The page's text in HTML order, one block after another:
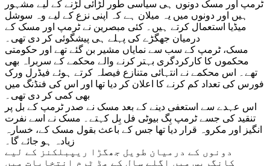
ٹرمپ اور مسک دونوں ہی سیاسی طور لڑائی لڑنے کے لیے مشہور
ہیں اور دونوں میں یہ میلان ہے کہ اپنی نزع کے لیے وہ سوشل
میڈیا استعمال کرتے ہیں۔ کئی مبصرین نے ٹرمپ اور مسک کے
درمیان جھگڑے کی پہلے ہی پیشگوئی کر دی تھی۔
مسک، ٹرمپ کے سب سے نمایاں مشیر بن گئے تھے اور حکومتی
محکموں کا کارکردگری بہتر کرنے والے محکمے کے سربراہ بھی
تھے۔ اس محکمے نے انتہائی متنازع فیصلہ کرتے ہوئے فیڈرل ورک
فورس کی تعداد کم کرنے کا اعلان کر دیا تھا اور اس کی فنڈنگ میں
بھی کمی کر دی تھی۔
اس عہدے سے استعفی دینے کے بعد مسک نے صدر ٹرمپ کے بل پر
تنقید کی جسے ٹرمپ بِگ بیوٹی فل بِل کہتے۔ مسک نے اسے نفرت
انگیز اور مکروہ قرار دیا تھا جس کے باعث بقول مسک کے، خسارہ
زیادہ ہو جائے گا۔
دونوں کے درمیان طویل جھگڑا ریپبلکنز کے لیے
کانگریس میں اگلے سال کے مڈ ٹرم انتخابات میں